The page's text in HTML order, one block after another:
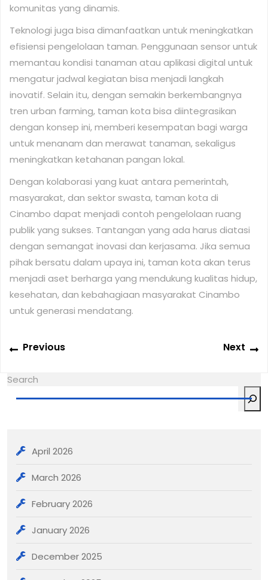
komunitas yang dinamis.
Teknologi juga bisa dimanfaatkan untuk meningkatkan
efisiensi pengelolaan taman. Penggunaan sensor untuk
memantau kondisi tanaman atau aplikasi digital untuk
mengatur jadwal kegiatan bisa menjadi langkah
inovatif. Selain itu, dengan semakin berkembangnya
tren urban farming, taman kota bisa diintegrasikan
dengan konsep ini, memberi kesempatan bagi warga
untuk menanam dan merawat tanaman, sekaligus
meningkatkan ketahanan pangan lokal.
Dengan kolaborasi yang kuat antara pemerintah,
masyarakat, dan sektor swasta, taman kota di
Cinambo dapat menjadi contoh pengelolaan ruang
publik yang sukses. Tantangan yang ada harus diatasi
dengan semangat inovasi dan kerjasama. Jika semua
pihak bersatu dalam upaya ini, taman kota akan terus
menjadi aset berharga yang mendukung kualitas hidup,
kesehatan, dan kebahagiaan masyarakat Cinambo
untuk generasi mendatang.
Post
navigation
Previous Next
Search
April 2026
March 2026
February 2026
January 2026
December 2025